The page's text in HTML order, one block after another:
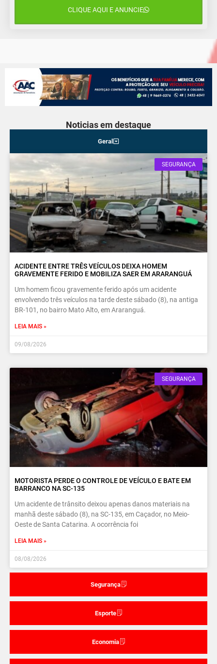
CLIQUE AQUI E ANUNCIE
Noticias em destaque
Geral
Segurança
Esporte
Economia
SEGURANÇA
ACIDENTE ENTRE TRÊS VEÍCULOS DEIXA HOMEM
GRAVEMENTE FERIDO E MOBILIZA SAER EM ARARANGUÁ
Um homem ficou gravemente ferido após um acidente
envolvendo três veículos na tarde deste sábado (8), na antiga
BR-101, no bairro Mato Alto, em Araranguá.
LEIA MAIS »
09/08/2026
SEGURANÇA
MOTORISTA PERDE O CONTROLE DE VEÍCULO E BATE EM
BARRANCO NA SC-135
Um acidente de trânsito deixou apenas danos materiais na
manhã deste sábado (8), na SC-135, em Caçador, no Meio-
Oeste de Santa Catarina. A ocorrência foi
LEIA MAIS »
08/08/2026